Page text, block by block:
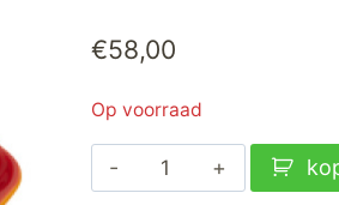
€58,00
Op voorraad
Le
Creuset